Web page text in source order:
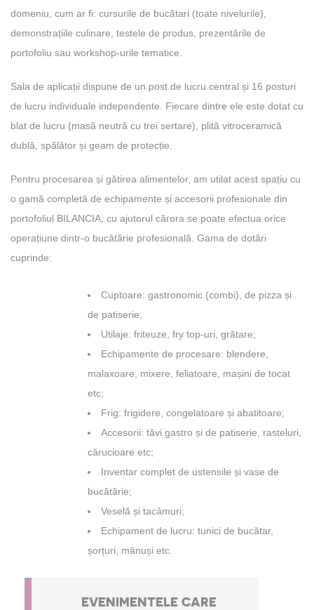
domeniu, cum ar fi: cursurile de bucătari (toate nivelurile),
demonstrațiile culinare, testele de produs, prezentările de
portofoliu sau workshop-urile tematice.
Sala de aplicații dispune de un post de lucru central și 16 posturi
de lucru individuale independente. Fiecare dintre ele este dotat cu
blat de lucru (masă neutră cu trei sertare), plită vitroceramică
dublă, spălător și geam de protecție.
Pentru procesarea și gătirea alimentelor, am utilat acest spațiu cu
o gamă completă de echipamente și accesorii profesionale din
portofoliul BILANCIA, cu ajutorul cărora se poate efectua orice
operațiune dintr-o bucătărie profesională. Gama de dotări
cuprinde:
Cuptoare: gastronomic (combi), de pizza și
de patiserie;
Utilaje: friteuze, fry top-uri, grătare;
Echipamente de procesare: blendere,
malaxoare, mixere, feliatoare, mașini de tocat
etc;
Frig: frigidere, congelatoare și abatitoare;
Accesorii: tăvi gastro și de patiserie, rasteluri,
cărucioare etc;
Inventar complet de ustensile și vase de
bucătărie;
Veselă și tacâmuri;
Echipament de lucru: tunici de bucătar,
șorțuri, mânuși etc.
EVENIMENTELE CARE